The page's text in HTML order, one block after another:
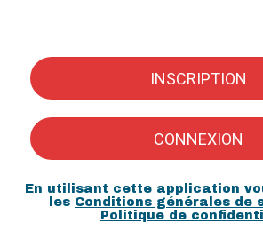
INSCRIPTION
CONNEXION
En utilisant cette application
les Conditions générales de
Politique de